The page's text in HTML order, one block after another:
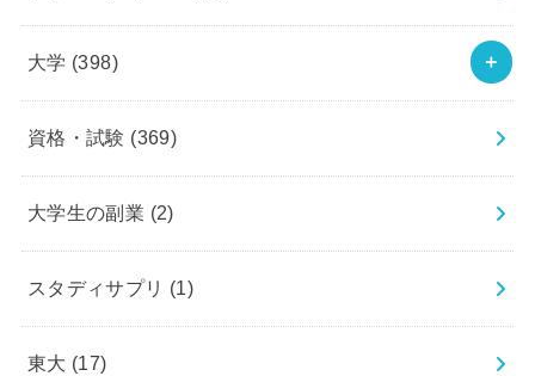
大学 (398)
資格・試験 (369)
大学生の副業 (2)
スタディサプリ (1)
東大 (17)